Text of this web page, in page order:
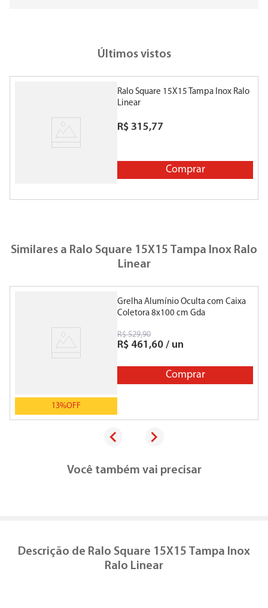
Últimos vistos
Ralo Square 15X15 Tampa Inox Ralo
Linear
R$ 315,77
Comprar
Similares a Ralo Square 15X15 Tampa Inox Ralo
Linear
13%OFF
Grelha Alumínio Oculta com Caixa
Coletora 8x100 cm Gda
R$ 529,90
R$ 461,60 / un
Comprar
Você também vai precisar
Descrição de Ralo Square 15X15 Tampa Inox
Ralo Linear